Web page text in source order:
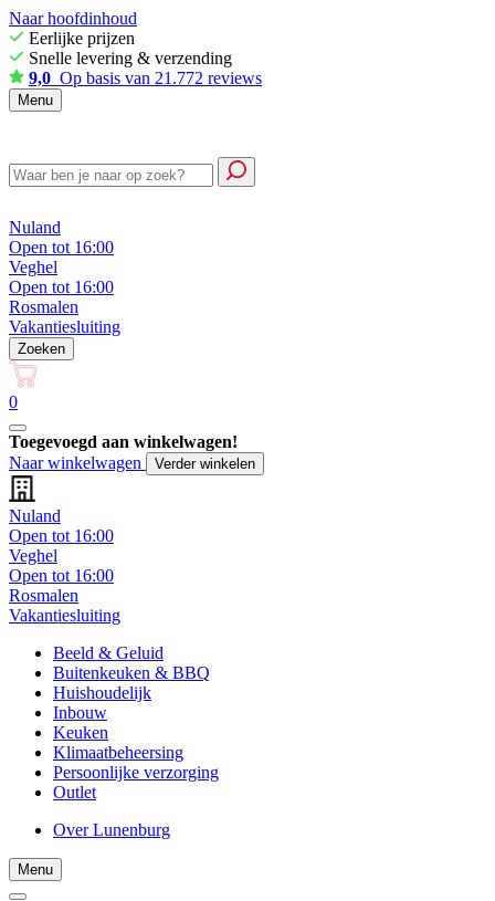
Naar hoofdinhoud
Eerlijke prijzen
Snelle levering & verzending
9,0 Op basis van 21.772 reviews
Menu
Nuland
Open tot 16:00
Veghel
Open tot 16:00
Rosmalen
Vakantiesluiting
Zoeken
0
Toegevoegd aan winkelwagen!
Naar winkelwagen
Verder winkelen
Nuland
Open tot 16:00
Veghel
Open tot 16:00
Rosmalen
Vakantiesluiting
Beeld & Geluid
Buitenkeuken & BBQ
Huishoudelijk
Inbouw
Keuken
Klimaatbeheersing
Persoonlijke verzorging
Outlet
Over Lunenburg
Menu